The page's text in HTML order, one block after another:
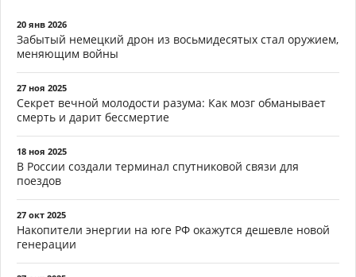
20 янв 2026
Забытый немецкий дрон из восьмидесятых стал оружием,
меняющим войны
27 ноя 2025
Секрет вечной молодости разума: Как мозг обманывает
смерть и дарит бессмертие
18 ноя 2025
В России создали терминал спутниковой связи для
поездов
27 окт 2025
Накопители энергии на юге РФ окажутся дешевле новой
генерации